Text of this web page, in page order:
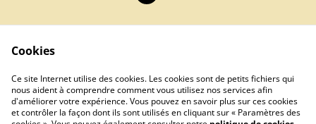
Contact
Cookies
Ce site Internet utilise des cookies. Les cookies sont de petits fichiers qui
nous aident à comprendre comment vous utilisez nos services afin
d'améliorer votre expérience. Vous pouvez en savoir plus sur ces cookies
et contrôler la façon dont ils sont utilisés en cliquant sur « Paramètres des